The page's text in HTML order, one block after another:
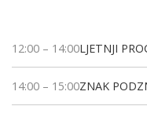
12:00 – 14:00LJETNJI
14:00 – 15:00ZNAK